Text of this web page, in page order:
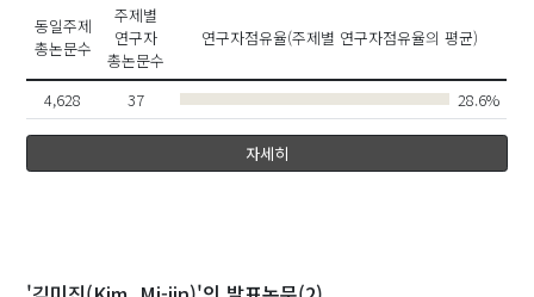
동일주제
총논문수
주제별
연구자
총논문수
연구자점유율(주제별 연구자점유율의 평균)
4,628 37 28.6%
자세히